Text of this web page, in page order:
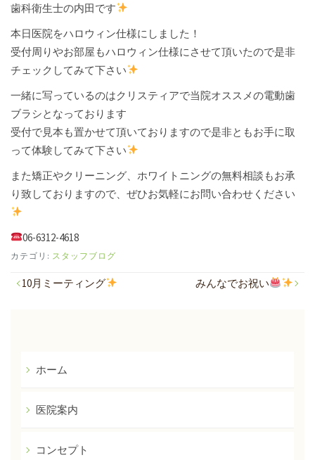
歯科衛生士の内田です
本日医院をハロウィン仕様にしました！
受付周りやお部屋もハロウィン仕様にさせて頂いたので是非
チェックしてみて下さい
一緒に写っているのはクリスティアで当院オススメの電動歯
ブラシとなっております
受付で見本も置かせて頂いておりますので是非ともお手に取
って体験してみて下さい
また矯正やクリーニング、ホワイトニングの無料相談もお承
り致しておりますので、ぜひお気軽にお問い合わせください
06-6312-4618
カテゴリ: スタッフブログ
投
ゲ
ョ
10月ミーティング みんなでお祝い
ホーム
医院案内
コンセプト